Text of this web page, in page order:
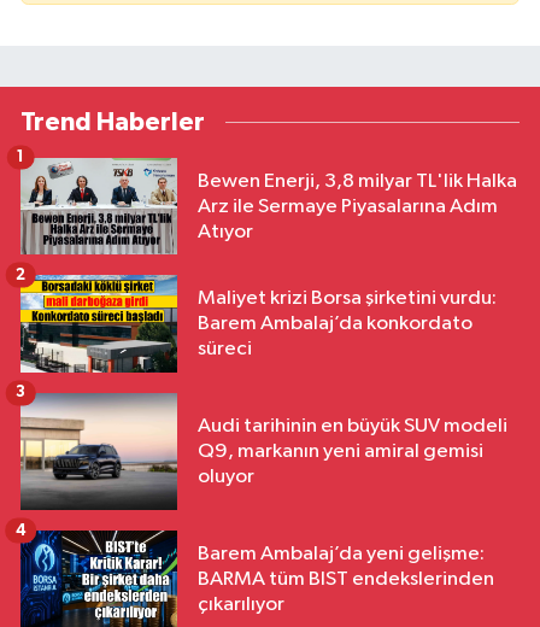
Trend Haberler
Bewen Enerji, 3,8 milyar TL'lik Halka
Arz ile Sermaye Piyasalarına Adım
Atıyor
1
Maliyet krizi Borsa şirketini vurdu:
Barem Ambalaj’da konkordato
süreci
2
Audi tarihinin en büyük SUV modeli
Q9, markanın yeni amiral gemisi
oluyor
3
Barem Ambalaj’da yeni gelişme:
BARMA tüm BIST endekslerinden
çıkarılıyor
4